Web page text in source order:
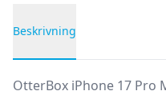
Beskrivning
OtterBox iPhone 17 Pro